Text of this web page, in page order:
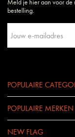
Meld je hier aan voor
bestelling.
POPULAIRE
POPULAIRE MERKEN
NEW FLAG